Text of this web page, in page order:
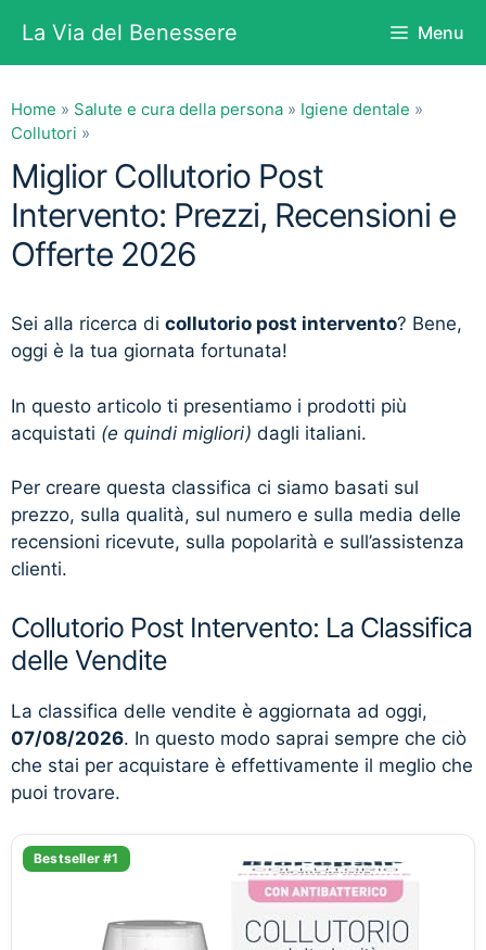
contenuto
La Via del Benessere Menu
Home » Salute e cura della persona » Igiene dentale »
Collutori »
Miglior Collutorio Post
Intervento: Prezzi, Recensioni e
Offerte 2026
Sei alla ricerca di collutorio post intervento? Bene,
oggi è la tua giornata fortunata!
In questo articolo ti presentiamo i prodotti più
acquistati (e quindi migliori) dagli italiani.
Per creare questa classifica ci siamo basati sul
prezzo, sulla qualità, sul numero e sulla media delle
recensioni ricevute, sulla popolarità e sull’assistenza
clienti.
Collutorio Post Intervento: La Classifica
delle Vendite
La classifica delle vendite è aggiornata ad oggi,
07/08/2026. In questo modo saprai sempre che ciò
che stai per acquistare è effettivamente il meglio che
puoi trovare.
Bestseller #1